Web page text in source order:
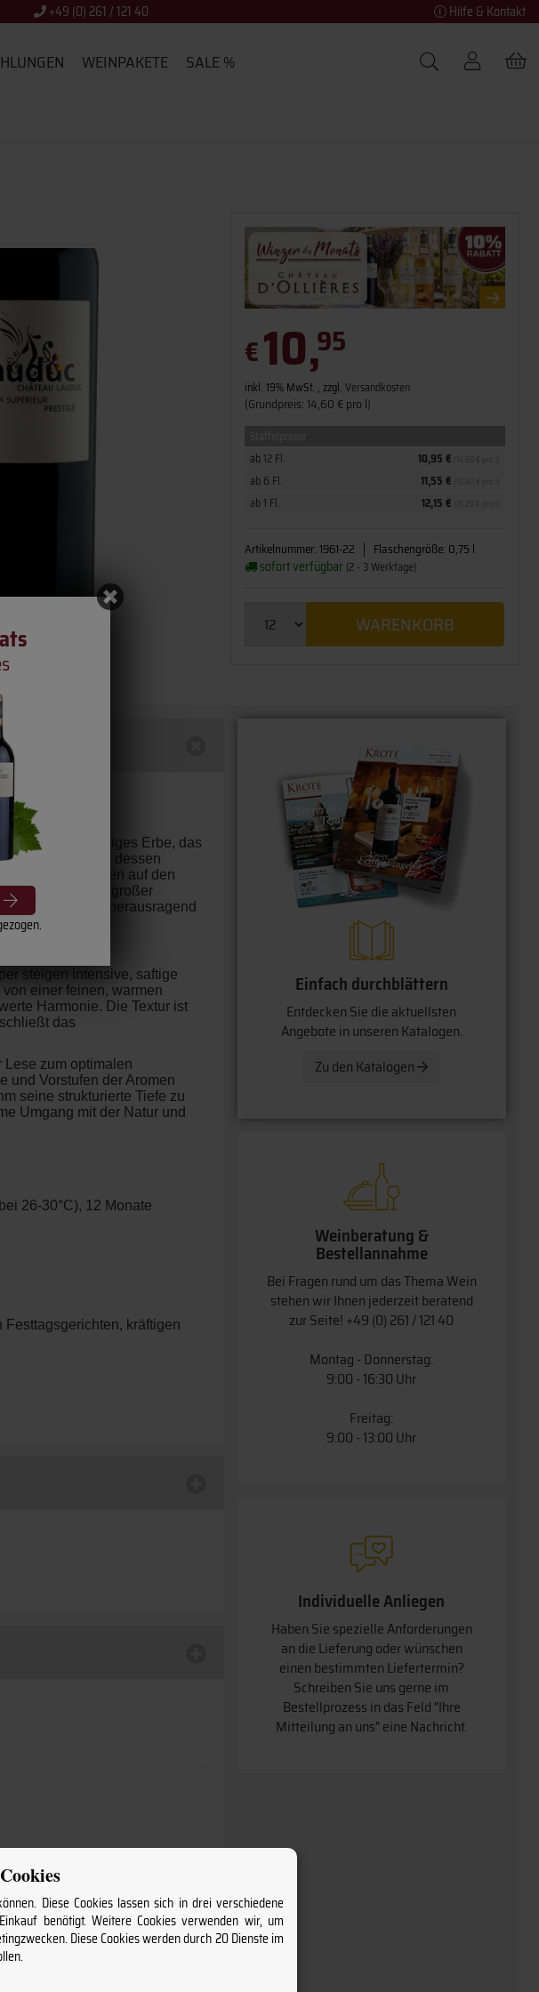
+49 (0) 261 / 121 40 Hilfe & Kontakt
WEINPAKETE
SALE %
€10,95
inkl. 19% MwSt. , zzgl. Versandkosten
(Grundpreis: 14,60 € pro l)
ab 1 Fl. 12,15 €
ab 6 Fl. 11,55 €
ab 12 Fl. 10,95 €
Artikelnummer:1961-22 Flaschengröße: 0,75 l
sofort verfügbar (2 - 3 Werktage)
WARENKORB
sein flüssiges Erbe, das
Weingut, dessen
ihre Reben auf den
ein wahrhaft großer
Qualität ein herausragend
steigen intensive, saftige
einer feinen, warmen
Harmonie. Die Textur ist
das
Lese zum optimalen
und Vorstufen der Aromen
seine strukturierte Tiefe zu
Umgang mit der Natur und
26-30°C), 12 Monate
kräftigen
Einfach durchblättern
Entdecken Sie die aktuellsten
Angebote in unseren Katalogen.
Zu den Katalogen
Weinberatung &
Bestellannahme
Bei Fragen rund um das Thema Wein
stehen wir Ihnen jederzeit beratend
zur Seite! +49 (0) 261 / 121 40
Montag - Donnerstag:
9:00 - 16:30 Uhr
Freitag:
9:00 - 13:00 Uhr
Individuelle Anliegen
Haben Sie spezielle Anforderungen
an die Lieferung oder wünschen
einen bestimmten Liefertermin
Schreiben Sie uns gerne im
Bestellprozess in das Feld "Ihre
Mitteilung an uns" eine Nachricht.
Diese Cookies lassen sich in drei verschiedene
benötigt. Weitere Cookies verwenden wir, um
Diese Cookies werden durch 20 Dienste im